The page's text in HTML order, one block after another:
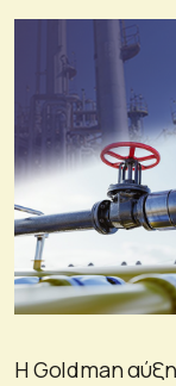
Η Goldman